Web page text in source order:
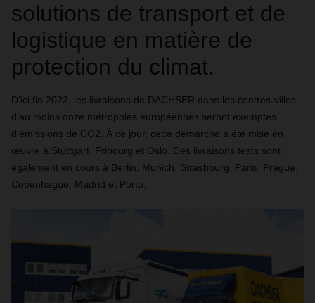
solutions de transport et de
logistique en matière de
protection du climat.
D'ici fin 2022, les livraisons de DACHSER dans les centres-villes
d'au moins onze métropoles européennes seront exemptes
d'émissions de CO2. À ce jour, cette démarche a été mise en
œuvre à Stuttgart, Fribourg et Oslo. Des livraisons tests sont
également en cours à Berlin, Munich, Strasbourg, Paris, Prague,
Copenhague, Madrid et Porto.